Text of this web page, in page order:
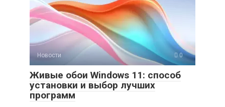
Новости 0
Живые обои Windows 11: способ
установки и выбор лучших
программ